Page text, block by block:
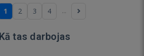
1 2 3 4 ...
Kā tas darbojas